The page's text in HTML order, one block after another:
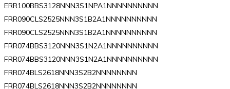
ERR100BBS3128NNN3S1NPA1NNNNNNNNNN
FRR090CLS2525NNN3S1B2A1NNNNNNNNNN
FRR090CLS2525NNN3S1B2A1NNNNNNNNNN
FRR074BBS3120NNN3S1N2A1NNNNNNNNNN
FRR074BBS3120NNN3S1N2A1NNNNNNNNNN
FRR074BLS2618NNN3S2B2NNNNNNNN
FRR074BLS2618NNN3S2B2NNNNNNNN